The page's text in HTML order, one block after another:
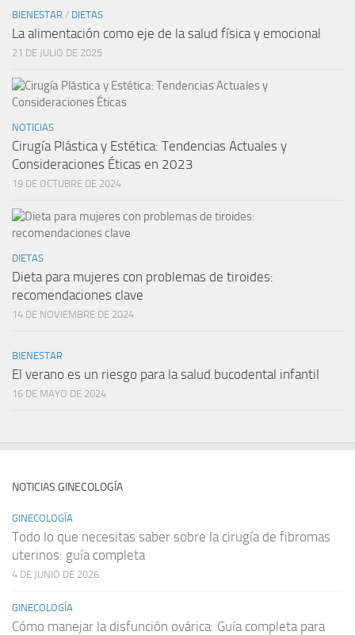
BIENESTAR / DIETAS
La alimentación como eje de la salud física y emocional
21 DE JULIO DE 2025
NOTICIAS
Cirugía Plástica y Estética: Tendencias Actuales y
Consideraciones Éticas en 2023
19 DE OCTUBRE DE 2024
DIETAS
Dieta para mujeres con problemas de tiroides:
recomendaciones clave
14 DE NOVIEMBRE DE 2024
BIENESTAR
El verano es un riesgo para la salud bucodental infantil
16 DE MAYO DE 2024
NOTICIAS GINECOLOGÍA
GINECOLOGÍA
Todo lo que necesitas saber sobre la cirugía de fibromas
uterinos: guía completa
4 DE JUNIO DE 2026
GINECOLOGÍA
Cómo manejar la disfunción ovárica: Guía completa para